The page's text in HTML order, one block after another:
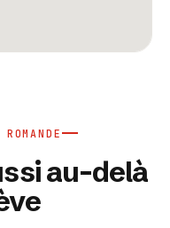
au-delà